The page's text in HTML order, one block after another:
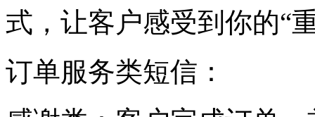
式，让客户感受到你的“
订单服务类短信：